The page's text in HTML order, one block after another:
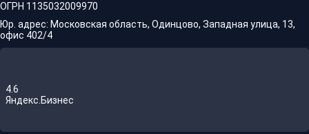
ОГРН 1135032009970
Юр. адрес: Московская область, Одинцово, Западная улица, 13,
офис 402/4
4.6
Яндекс.Бизнес